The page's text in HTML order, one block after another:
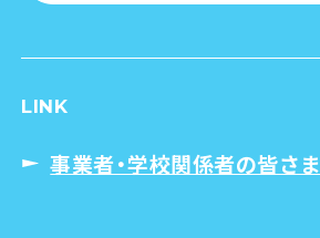
LINK
事業者・学校関係者の皆さま